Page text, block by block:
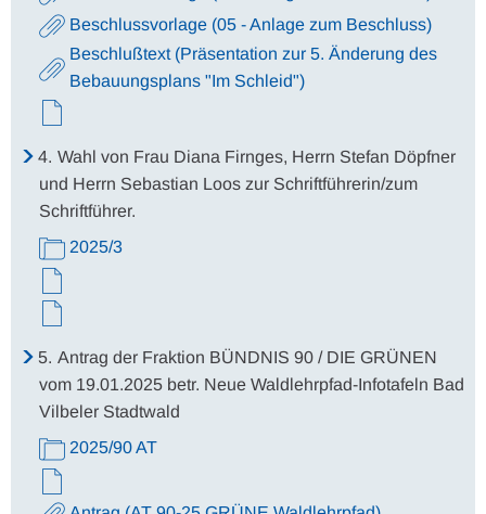
Beschlussvorlage (05 - Anlage zum Beschluss)
Beschlußtext (Präsentation zur 5. Änderung des
Bebauungsplans "Im Schleid")
4. Wahl von Frau Diana Firnges, Herrn Stefan Döpfner
und Herrn Sebastian Loos zur Schriftführerin/zum
Schriftführer.
2025/3
5. Antrag der Fraktion BÜNDNIS 90 / DIE GRÜNEN
vom 19.01.2025 betr. Neue Waldlehrpfad-Infotafeln Bad
Vilbeler Stadtwald
2025/90 AT